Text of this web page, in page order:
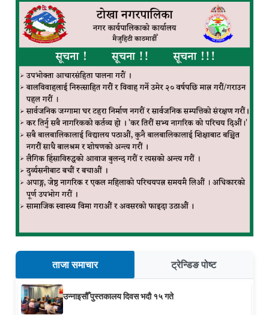
ताजा समाचार ट्रेन्डिङ पोष्ट
उन्नाइसौँ पुस्तकालय दिवस भदौ १५ गते